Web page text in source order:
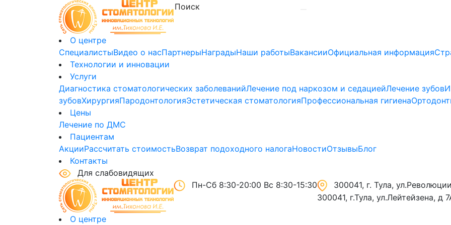
О центре
СпециалистыВидео о насПартнерыНаградыНаши работыВакансииОфициальная информация
Технологии и инновации
Услуги
Диагностика стоматологических заболеванийЛечение под наркозом и седациейЛечение зубов
зубовХирургияПародонтологияЭстетическая стоматологияПрофессиональная гигиена
Цены
Лечение по ДМС
Пациентам
АкцииРассчитать стоимостьВозврат подоходного налогаНовостиОтзывыБлог
Контакты
Для слабовидящих
Пн-Сб 8:30-20:00 Вс 8:30-15:30
300041, г. Тула,
300041, г.Тула, ул.Лейтейзена, д
О центре